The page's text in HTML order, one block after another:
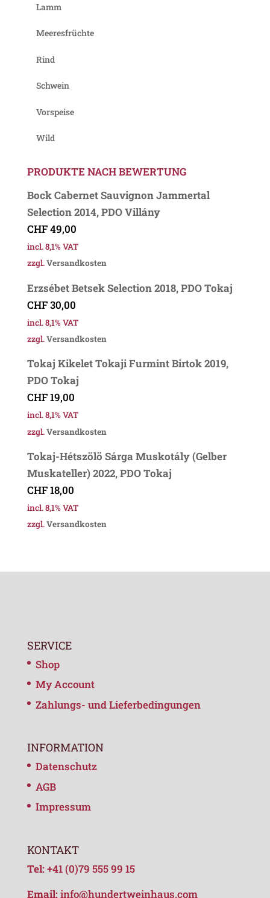
Lamm
Meeresfrüchte
Rind
Schwein
Vorspeise
Wild
PRODUKTE NACH BEWERTUNG
Bock Cabernet Sauvignon Jammertal
Selection 2014, PDO Villány
CHF49,00
incl. 8,1% VAT
zzgl.Versandkosten
Erzsébet Betsek Selection 2018, PDO Tokaj
CHF30,00
incl. 8,1% VAT
zzgl.Versandkosten
Tokaj Kikelet Tokaji Furmint Birtok 2019,
PDO Tokaj
CHF19,00
incl. 8,1% VAT
zzgl.Versandkosten
Tokaj-Hétszölö Sárga Muskotály (Gelber
Muskateller) 2022, PDO Tokaj
CHF18,00
incl. 8,1% VAT
zzgl.Versandkosten
SERVICE
Shop
My Account
Zahlungs- und Lieferbedingungen
INFORMATION
Datenschutz
AGB
Impressum
KONTAKT
Tel:+41 (0)79 555 99 15
Email:info@hundertweinhaus.com